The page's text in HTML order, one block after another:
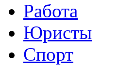
Работа
Юристы
Спорт